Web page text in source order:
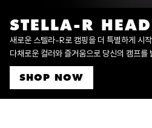
STELLA-R
새로운 스텔라-R로 캠핑을 더 특별하게 시
다채로운 컬러와 즐거움으로 당신의 캠프를
SHOP NOW